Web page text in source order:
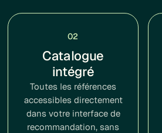
02
Catalogue
intégré
Toutes les références
accessibles directement
dans votre interface de
recommandation, sans